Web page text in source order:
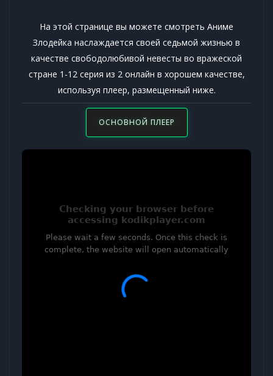
На этой странице вы можете смотреть Аниме
Злодейка наслаждается своей седьмой жизнью в
качестве свободолюбивой невесты во вражеской
стране 1-12 серия из 2 онлайн в хорошем качестве,
используя плеер, размещенный ниже.
ОСНОВНОЙ ПЛЕЕР